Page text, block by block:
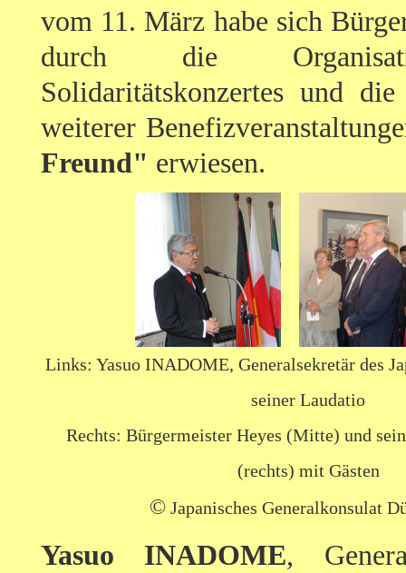
vom 11. März habe sich
durch die
Solidaritätskonzertes und
weiterer
Freund" erwiesen.
Links: Yasuo INADOME, Generalsekretär des
seiner Laudatio
Rechts: Bürgermeister Heyes (Mitte) und
(rechts) mit Gästen
©Japanisches Generalkonsulat
Yasuo INADOME,